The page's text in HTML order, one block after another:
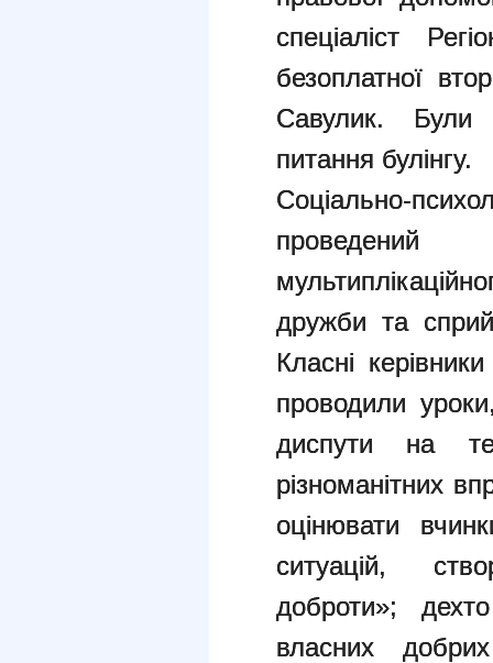
спеціаліст
безоплатної
Савулик. Були
питання булінгу.
Соціально-
проведений
дружби та
Класні
проводили
диспути на
різноманітних
оцінювати
ситуацій,
доброти»;
власних